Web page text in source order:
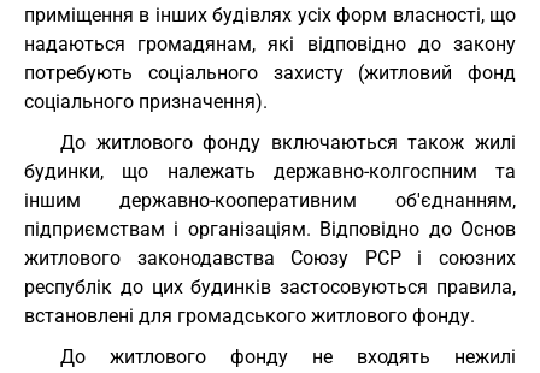
приміщення в інших будівлях усіх форм власності, що
надаються громадянам, які відповідно до закону
потребують соціального захисту (житловий фонд
соціального призначення).
До житлового фонду включаються також жилі
будинки, що належать державно-колгоспним та
іншим державно-кооперативним об'єднанням,
підприємствам і організаціям. Відповідно до Основ
житлового законодавства Союзу РСР і союзних
республік до цих будинків застосовуються правила,
встановлені для громадського житлового фонду.
До житлового фонду не входять нежилі